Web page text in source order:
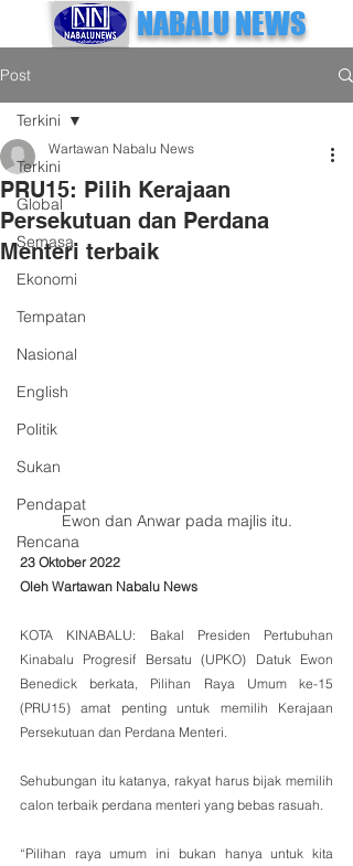
NABALU NEWS
Post
Terkini
Global
Semasa
Ekonomi
Tempatan
Nasional
English
Politik
Sukan
Pendapat
Rencana
Terkini
PRU15: Pilih Kerajaan
Persekutuan dan Perdana
Menteri terbaik
Wartawan Nabalu News
Ewon dan Anwar pada majlis itu.
23 Oktober 2022
Oleh Wartawan Nabalu News
KOTA KINABALU: Bakal Presiden Pertubuhan
Kinabalu Progresif Bersatu (UPKO) Datuk Ewon
Benedick berkata, Pilihan Raya Umum ke-15
(PRU15) amat penting untuk memilih Kerajaan
Persekutuan dan Perdana Menteri.
Sehubungan itu katanya, rakyat harus bijak memilih
calon terbaik perdana menteri yang bebas rasuah.
“Pilihan raya umum ini bukan hanya untuk kita